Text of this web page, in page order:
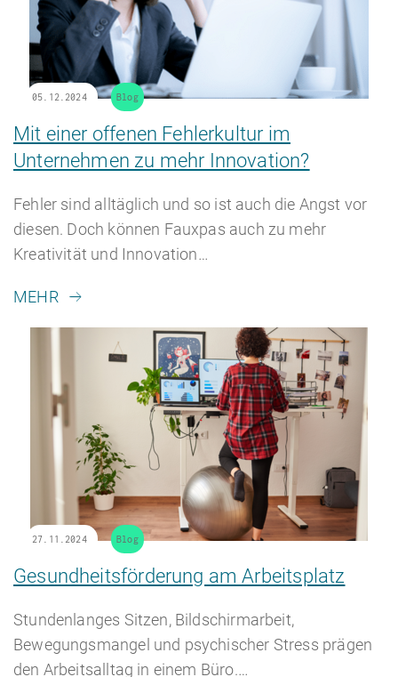
05.12.2024 Blog
Mit einer offenen Fehlerkultur im
Unternehmen zu mehr Innovation?
Fehler sind alltäglich und so ist auch die Angst vor
diesen. Doch können Fauxpas auch zu mehr
Kreativität und Innovation…
MEHR
27.11.2024 Blog
Gesundheitsförderung am Arbeitsplatz
Stundenlanges Sitzen, Bildschirmarbeit,
Bewegungsmangel und psychischer Stress prägen
den Arbeitsalltag in einem Büro.…